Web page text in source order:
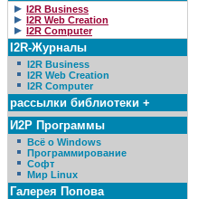
I2R Business
I2R Web Creation
I2R Computer
I2R-Журналы
I2R Business
I2R Web Creation
I2R Computer
рассылки библиотеки +
И2Р Программы
Всё о Windows
Программирование
Софт
Мир Linux
Галерея Попова